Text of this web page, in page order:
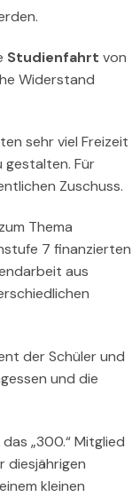
Studienfahrt von
Widerstand
sehr viel Freizeit
gestalten. Für
Zuschuss.
Thema
7 finanzierten
aus
der Schüler und
und die
„300.“ Mitglied
diesjährigen
kleinen